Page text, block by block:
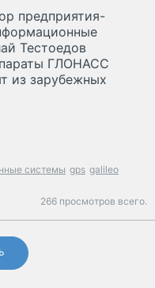
предприятия-
Тестоедов
ГЛОНАСС
из зарубежных
системы gps galileo
266 просмотров всего.